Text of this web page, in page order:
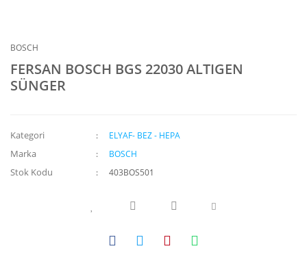
BOSCH
FERSAN BOSCH BGS 22030 ALTIGEN
SÜNGER
Kategori ELYAF- BEZ - HEPA
Marka BOSCH
Stok Kodu 403BOS501